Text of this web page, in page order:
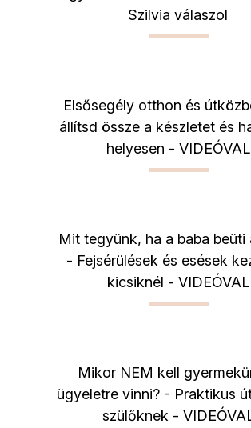
Szilvia válaszol
Elsősegély otthon és
állítsd össze a készletet és
helyesen - VIDEÓVAL
Mit tegyünk, ha a baba beüti
- Fejsérülések és esések
kicsiknél - VIDEÓVAL
Mikor NEM kell
ügyeletre vinni? - Praktikus
szülőknek -